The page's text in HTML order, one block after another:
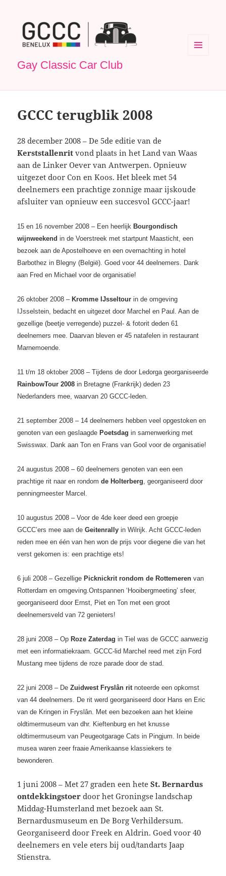
Gay Classic Car Club
GCCC terugblik 2008
28 december 2008 – De 5de editie van de
Kerststallenrit vond plaats in het Land van Waas
aan de Linker Oever van Antwerpen. Opnieuw
uitgezet door Con en Koos. Het bleek met 54
deelnemers een prachtige zonnige maar ijskoude
afsluiter van opnieuw een succesvol GCCC-jaar!
15 en 16 november 2008 – Een heerlijk Bourgondisch
wijnweekend in de Voerstreek met startpunt Maasticht, een
bezoek aan de Apostelhoeve en een overnachting in hotel
Barbothez in Blegny (België). Goed voor 44 deelnemers. Dank
aan Fred en Michael voor de organisatie!
26 oktober 2008 – Kromme IJsseltour in de omgeving
IJsselstein, bedacht en uitgezet door Marchel en Paul. Aan de
gezellige (beetje verregende) puzzel- & fotorit deden 61
deelnemers mee. Daarvan bleven er 45 natafelen in restaurant
Marnemoende.
11 t/m 18 oktober 2008 – Tijdens de door Ledorga georganiseerde
RainbowTour 2008 in Bretagne (Frankrijk) deden 23
Nederlanders mee, waarvan 20 GCCC-leden.
21 september 2008 – 14 deelnemers hebben veel opgestoken en
genoten van een geslaagde Poetsdag in samenwerking met
Swisswax. Dank aan Ton en Frans van Gool voor de organisatie!
24 augustus 2008 – 60 deelnemers genoten van een een
prachtige rit naar en rondomde Holterberg, georganiseerd door
penningmeester Marcel.
10 augustus 2008 – Voor de 4de keer deed een groepje
GCCC’ers mee aan deGeitenrally in Wilrijk. Acht GCCC-leden
reden mee en één van hen won de prijs voor diegene die van het
verst gekomen is: een prachtige ets!
6 juli 2008 – Gezellige Picknickrit rondom de Rottemeren van
Rotterdam en omgeving.Ontspannen ‘Hooibergmeeting’ sfeer,
georganiseerd door Ernst, Piet en Ton met een groot
deelnemersveld van 72 genieters!
28 juni 2008 – Op Roze Zaterdag in Tiel was de GCCC aanwezig
met een informatiekraam. GCCC-lid Marchel reed met zijn Ford
Mustang mee tijdens de roze parade door de stad.
22 juni 2008 – DeZuidwest Fryslân ritnoteerde een opkomst
van 44 deelnemers. De rit werd georganiseerd door Hans en Eric
van de Kringen in Fryslân. Met een bezoeken aan het kleine
oldtimermuseum van dhr. Kieftenburg en het knusse
oldtimermuseum van Peugeotgarage Cats in Pingjum. In beide
musea waren zeer fraaie Amerikaanse klassiekers te
bewonderen.
1 juni 2008 – Met 27 graden een heteSt. Bernardus
ontdekkingstoer door het Groningse landschap
Middag-Humsterland met bezoek aan St.
Bernardusmuseum en De Borg Verhildersum.
Georganiseerd door Freek en Aldrin. Goed voor 40
deelnemers en vele eters bij oud/tandarts Jaap
Stienstra.